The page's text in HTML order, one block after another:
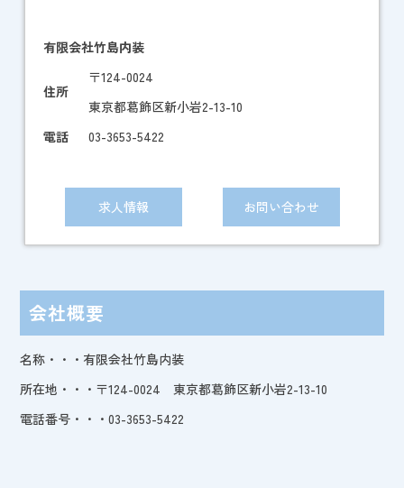
有限会社竹島内装
住所
〒124-0024
東京都葛飾区新小岩2-13-10
電話
03-3653-5422
求人情報 お問い合わせ
会社概要
名称・・・有限会社竹島内装
所在地・・・〒124-0024 東京都葛飾区新小岩2-13-10
電話番号・・・03-3653-5422